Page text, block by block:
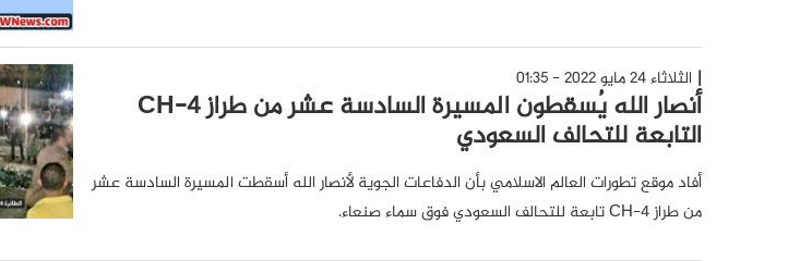
الثلاثاء 24 مايو 2022 - 01:35
أنصار الله يُسقطون المسيرة السادسة عشر من طراز CH-4
التابعة للتحالف السعودي
أفاد موقع تطورات العالم الاسلامي بأن الدفاعات الجوية لأنصار الله أسقطت المسيرة السادسة عشر
من طراز CH-4 تابعة للتحالف السعودي فوق سماء صنعاء.